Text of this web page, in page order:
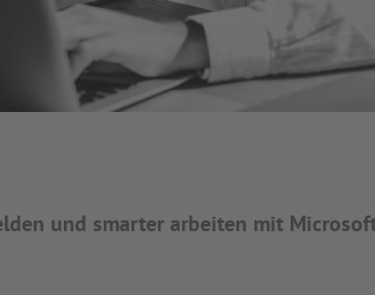
und smarter arbeiten mit